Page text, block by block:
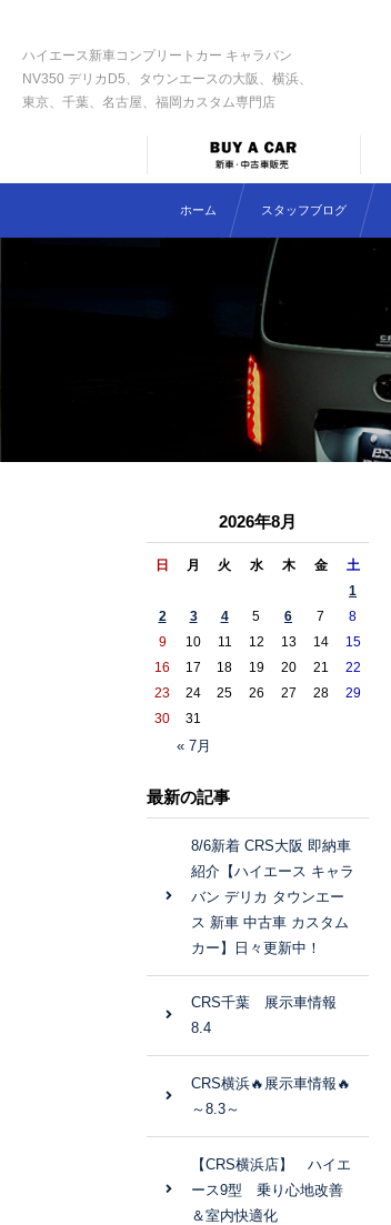
ハイエース新車コンプリートカー キャラバン
NV350 デリカD5、タウンエースの大阪、横浜、
東京、千葉、名古屋、福岡カスタム専門店
ホーム スタッフブログ
2026年8月
日 月 火 水 木 金 土
« 7月
1
2
3 4 5 6 7
8
9
10 11 12 13 14
15
16
17 18 19 20 21
22
23
24 25 26 27 28
29
30
31
最新の記事
8/6新着 CRS大阪 即納車
紹介【ハイエース キャラ
バン デリカ タウンエー
ス 新車 中古車 カスタム
カー】日々更新中！
CRS千葉 展示車情報
8.4
CRS横浜🔥展示車情報🔥
～8.3～
【CRS横浜店】 ハイエ
ース9型 乗り心地改善
＆室内快適化